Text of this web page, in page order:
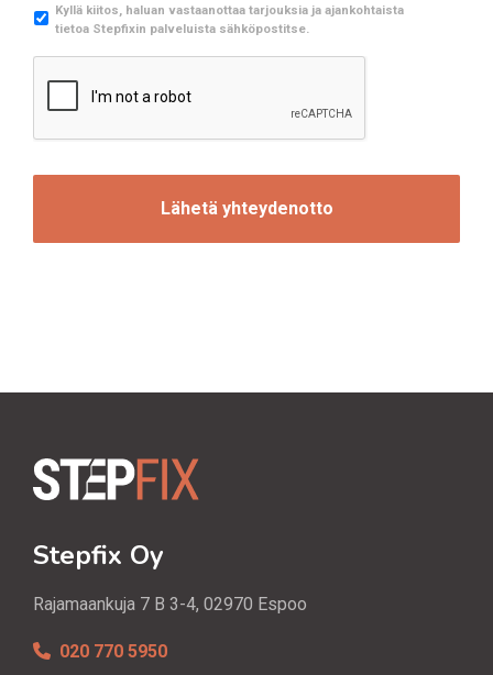
Stepfix Oy
Rajamaankuja 7 B 3-4, 02970 Espoo
020 770 5950
M
r
n
Kyllä kiitos, haluan vastaanottaa tarjouksia ja ajankohtaista
tietoa Stepfixin palveluista sähköpostitse.
T
H